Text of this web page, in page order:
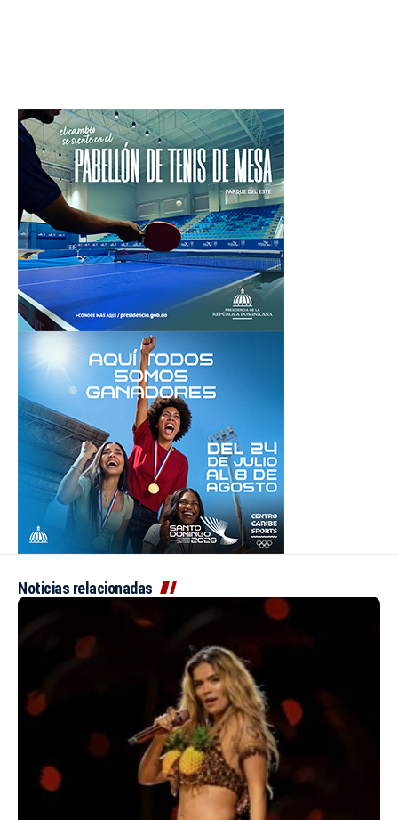
Noticias relacionadas